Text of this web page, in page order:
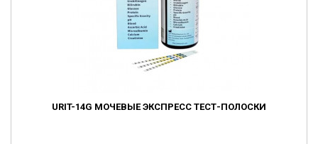
URIT-14G МОЧЕВЫЕ ЭКСПРЕСС ТЕСТ-ПОЛОСКИ